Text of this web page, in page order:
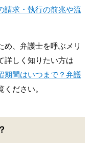
請求・執行の前兆や流
め、弁護士を呼ぶメリ
詳しく知りたい方は
期間はいつまで？弁護
ください。